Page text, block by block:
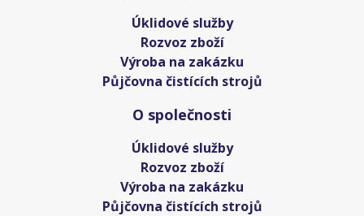
Úklidové služby
Rozvoz zboží
Výroba na zakázku
Půjčovna čistících strojů
O společnosti
Úklidové služby
Rozvoz zboží
Výroba na zakázku
Půjčovna čistících strojů